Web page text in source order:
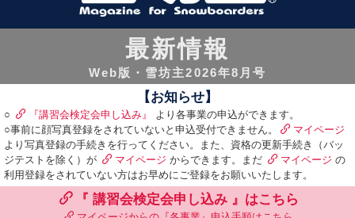
最新情報
Web版・雪坊主2026年8月号
【お知らせ】
○ 『講習会検定会申し込み』
より各事業の申込ができます。
○事前に顔写真登録をされていないと申込受付できません。
マイページ
より写真登録の手続きを行ってください。また、資格の更新手続き（バッ
ジテストを除く）が
マイページ からできます。まだ マイページ の
利用登録をされていない方はお早めにご登録をお願いいたします。
『 講習会検定会申し込み 』はこちら